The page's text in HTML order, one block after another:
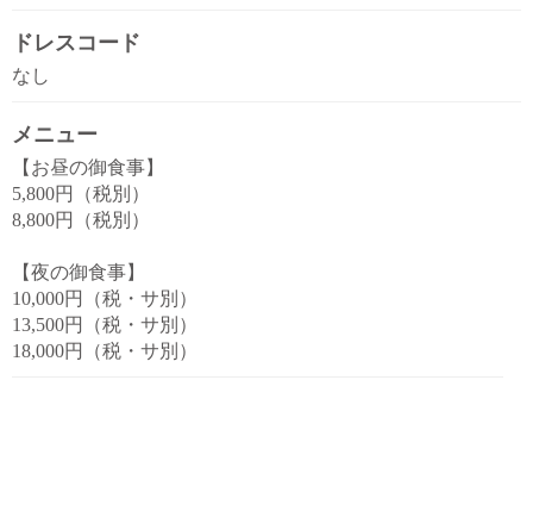
ドレスコード
なし
メニュー
【お昼の御食事】
5,800円（税別）
8,800円（税別）
【夜の御食事】
10,000円（税・サ別）
13,500円（税・サ別）
18,000円（税・サ別）